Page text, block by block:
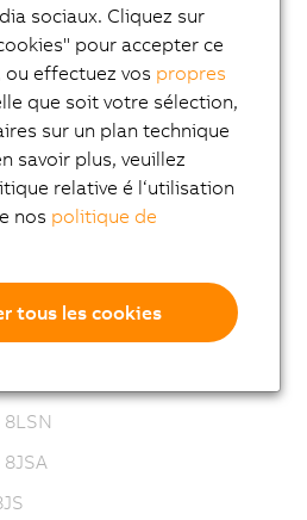
(VFD)
sociaux. Cliquez sur
pour accepter ce
effectuez vos propres
que soit votre sélection,
sur un plan technique
savoir plus, veuillez
relative é l‘utilisation
nos politique de
tous les cookies